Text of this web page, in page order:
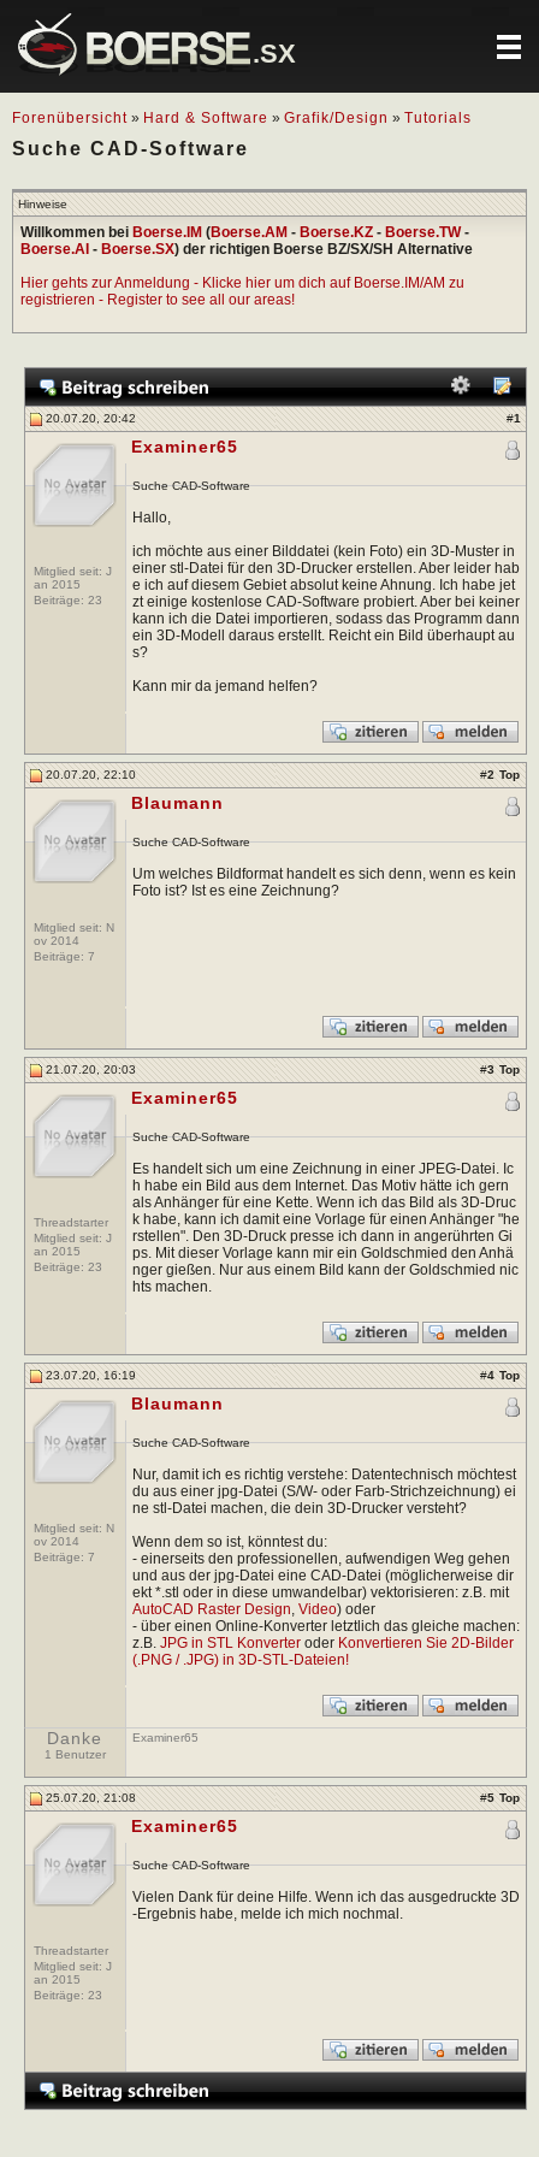
.SX
Forenübersicht » Hard & Software » Grafik/Design » Tutorials
Suche CAD-Software
Hinweise
Willkommen bei Boerse.IM (Boerse.AM - Boerse.KZ - Boerse.TW-
Boerse.AI - Boerse.SX) der richtigen Boerse BZ/SX/SH Alternative
Hier gehts zur Anmeldung - Klicke hier um dich auf Boerse.IM/AM zu
registrieren - Register to see all our areas!
20.07.20, 20:42 #1
Mitglied seit: J
an 2015
Beiträge: 23
Examiner65
Suche CAD-Software
Hallo,
ich möchte aus einer Bilddatei (kein Foto) ein 3D-Muster in
einer stl-Datei für den 3D-Drucker erstellen. Aber leider hab
e ich auf diesem Gebiet absolut keine Ahnung. Ich habe jet
zt einige kostenlose CAD-Software probiert. Aber bei keiner
kann ich die Datei importieren, sodass das Programm dann
ein 3D-Modell daraus erstellt. Reicht ein Bild überhaupt au
s?
Kann mir da jemand helfen?
20.07.20, 22:10 #2 Top
Mitglied seit: N
ov 2014
Beiträge: 7
Blaumann
Suche CAD-Software
Um welches Bildformat handelt es sich denn, wenn es kein
Foto ist? Ist es eine Zeichnung?
21.07.20, 20:03 #3 Top
Threadstarter
Mitglied seit: J
an 2015
Beiträge: 23
Examiner65
Suche CAD-Software
Es handelt sich um eine Zeichnung in einer JPEG-Datei. Ic
h habe ein Bild aus dem Internet. Das Motiv hätte ich gern
als Anhänger für eine Kette. Wenn ich das Bild als 3D-Druc
k habe, kann ich damit eine Vorlage für einen Anhänger "he
rstellen". Den 3D-Druck presse ich dann in angerührten Gi
ps. Mit dieser Vorlage kann mir ein Goldschmied den Anhä
nger gießen. Nur aus einem Bild kann der Goldschmied nic
hts machen.
23.07.20, 16:19 #4 Top
Mitglied seit: N
ov 2014
Beiträge: 7
Blaumann
Suche CAD-Software
Nur, damit ich es richtig verstehe: Datentechnisch möchtest
du aus einer jpg-Datei (S/W- oder Farb-Strichzeichnung) ei
ne stl-Datei machen, die dein 3D-Drucker versteht?
Wenn dem so ist, könntest du:
- einerseits den professionellen, aufwendigen Weg gehen
und aus der jpg-Datei eine CAD-Datei (möglicherweise dir
ekt *.stl oder in diese umwandelbar) vektorisieren: z.B. mit
AutoCAD Raster Design Video) oder
- über einen Online-Konverter letztlich das gleiche machen:
z.B. JPG in STL Konverteroder Konvertieren Sie 2D-Bilder
(.PNG / .JPG) in 3D-STL-Dateien!
Danke
1 Benutzer
Examiner65
25.07.20, 21:08 #5 Top
Threadstarter
Mitglied seit: J
an 2015
Beiträge: 23
Examiner65
Suche CAD-Software
Vielen Dank für deine Hilfe. Wenn ich das ausgedruckte 3D
-Ergebnis habe, melde ich mich nochmal.